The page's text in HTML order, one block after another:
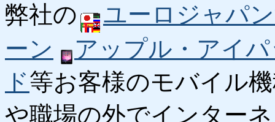
弊社の
ユーロジャパ
ーン
アップル・アイ
ド等お客様のモバイル
や職場の外でインター